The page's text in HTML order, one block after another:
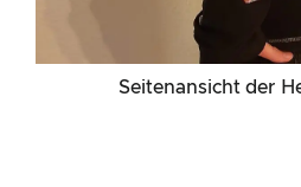
Seitenansicht der